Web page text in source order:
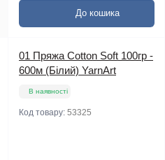
До кошика
01 Пряжа Cotton Soft 100гр -
600м (Білий) YarnArt
В наявності
Код товару: 53325